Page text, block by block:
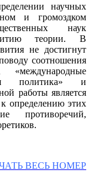
научных
и громоздком
наук
теории. В
не достигнут
соотношения
«международные
политика» и
работы является
определению этих
противоречий,
ВЕСЬ НОМЕР